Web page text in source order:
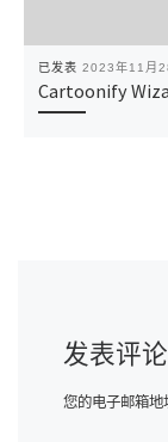
已发表 2023年11月
Cartoonify
发表评论
您的电子邮箱地